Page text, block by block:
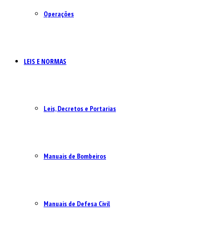
Operações
LEIS E NORMAS
Leis, Decretos e Portarias
Manuais de Bombeiros
Manuais de Defesa Civil